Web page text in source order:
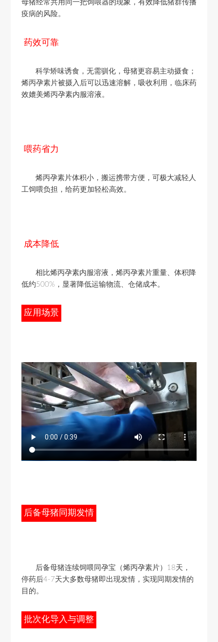
母猪经常共用同一把饲喂器的现象，有效降低猪群传播
疫病的风险。
药效可靠
科学矫味诱食，无需驯化，母猪更容易主动摄食；
烯丙孕素片被摄入后可以迅速溶解，吸收利用，临床药
效媲美烯丙孕素内服溶液。
喂药省力
烯丙孕素片体积小，搬运携带方便，可极大减轻人
工饲喂负担，给药更加轻松高效。
成本降低
相比烯丙孕素内服溶液，烯丙孕素片重量、体积降
低约500%，显著降低运输物流、仓储成本。
应用场景
后备母猪同期发情
后备母猪连续饲喂同孕宝（烯丙孕素片）18天，
停药后4-7天大多数母猪即出现发情，实现同期发情的
目的。
批次化导入与调整